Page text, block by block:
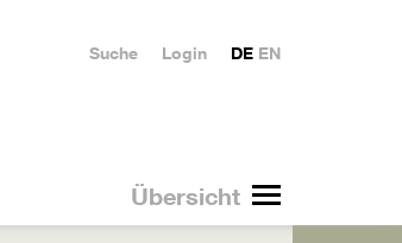
Übersicht
DE EN
Login
Suche